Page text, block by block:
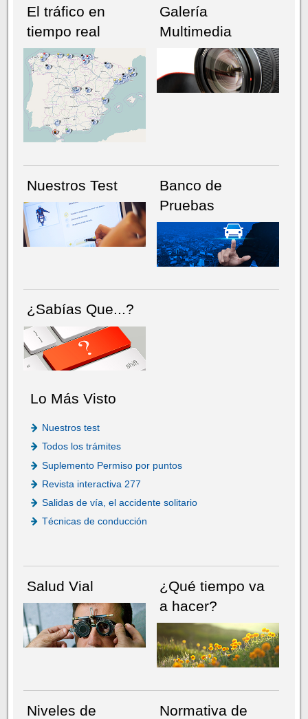
NÚMERO ACTUALHEMEROTECA
El tráfico en
tiempo real
Galería
Multimedia
Nuestros Test
Banco de
Pruebas
¿Sabías Que...?
Lo Más Visto
Nuestros test
Todos los trámites
Suplemento Permiso por puntos
Revista interactiva 277
Salidas de vía, el accidente solitario
Técnicas de conducción
Salud Vial
¿Qué tiempo va
a hacer?
Niveles de
Normativa de